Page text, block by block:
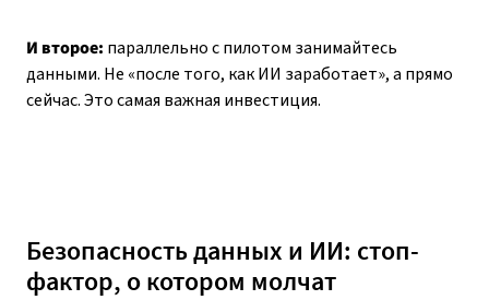
И второе: параллельно с пилотом занимайтесь
данными. Не «после того, как ИИ заработает», а прямо
сейчас. Это самая важная инвестиция.
Безопасность данных и ИИ: стоп-
фактор, о котором молчат